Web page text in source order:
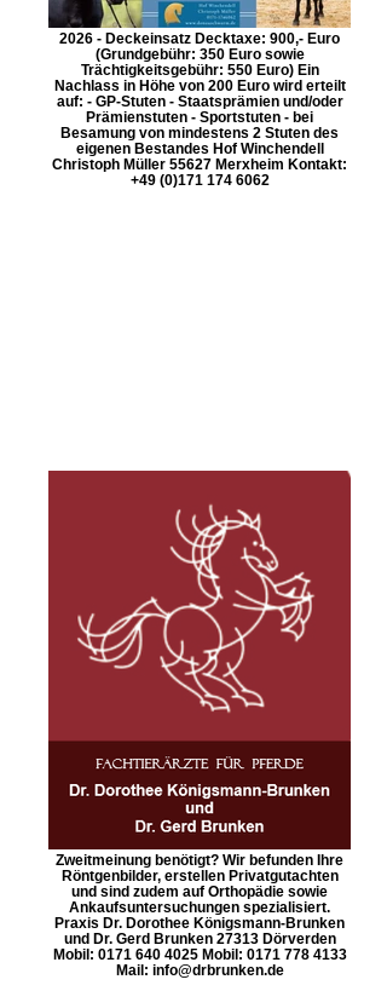
2026 - Deckeinsatz Decktaxe: 900,- Euro
(Grundgebühr: 350 Euro sowie
Trächtigkeitsgebühr: 550 Euro) Ein
Nachlass in Höhe von 200 Euro wird erteilt
auf: - GP-Stuten - Staatsprämien und/oder
Prämienstuten - Sportstuten - bei
Besamung von mindestens 2 Stuten des
eigenen Bestandes Hof Winchendell
Christoph Müller 55627 Merxheim Kontakt:
+49 (0)171 174 6062
Zweitmeinung benötigt? Wir befunden Ihre
Röntgenbilder, erstellen Privatgutachten
und sind zudem auf Orthopädie sowie
Ankaufsuntersuchungen spezialisiert.
Praxis Dr. Dorothee Königsmann-Brunken
und Dr. Gerd Brunken 27313 Dörverden
Mobil: 0171 640 4025 Mobil: 0171 778 4133
Mail: info@drbrunken.de